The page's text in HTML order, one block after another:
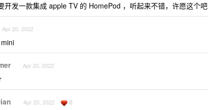
开发一款集成 apple TV 的 HomePod ，听起来不错，许愿这个吧
Apr 20, 2022
Apr 20, 2022
Apr 20, 2022 8